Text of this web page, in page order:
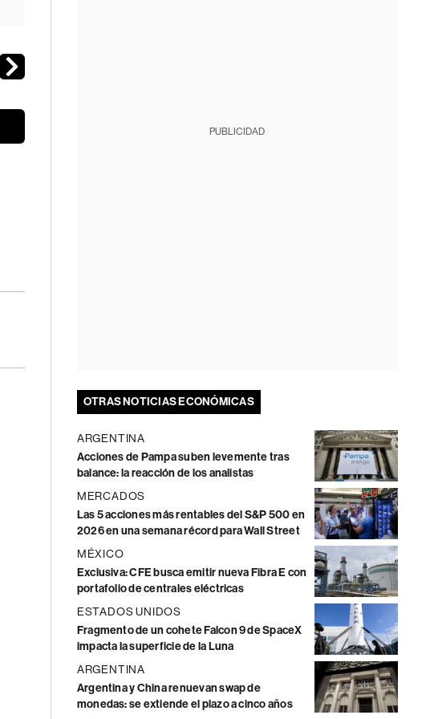
PUBLICIDAD
OTRAS NOTICIAS ECONÓMICAS
ARGENTINA
Acciones de Pampa suben levemente tras
balance: la reacción de los analistas
MERCADOS
Las 5 acciones más rentables del S&P 500 en
2026 en una semana récord para Wall Street
MÉXICO
Exclusiva: CFE busca emitir nueva Fibra E con
portafolio de centrales eléctricas
ESTADOS UNIDOS
Fragmento de un cohete Falcon 9 de SpaceX
impacta la superficie de la Luna
ARGENTINA
Argentina y China renuevan swap de
monedas: se extiende el plazo a cinco años